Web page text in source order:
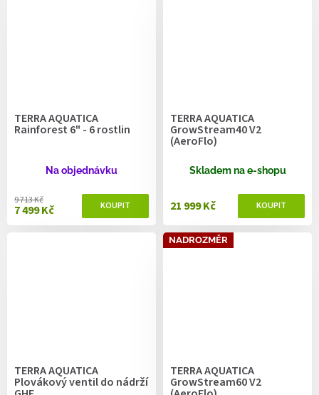
TERRA AQUATICA
Rainforest 6" - 6 rostlin
Na objednávku
7 499 Kč
9 713 Kč
TERRA AQUATICA
GrowStream40 V2
(AeroFlo)
Skladem na e-shopu
21 999 Kč
TERRA AQUATICA
Plovákový ventil do nádrží
NADROZMĚR
TERRA AQUATICA
GrowStream60 V2